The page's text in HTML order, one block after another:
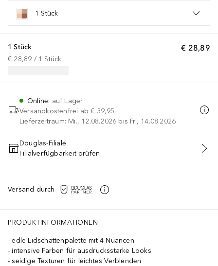
1 Stück
€ 28,89
1 Stück
€ 28,89 / 1 Stück
Online: auf Lager
Versandkostenfrei ab € 39,95
Lieferzeitraum: Mi., 12.08.2026 bis Fr., 14.08.2026
IN DEN WARENKORB
Douglas-Filiale
Filialverfügbarkeit prüfen
Versand durch
PRODUKTINFORMATIONEN
edle Lidschattenpalette mit 4 Nuancen
intensive Farben für ausdrucksstarke Looks
seidige Texturen für leichtes Verblenden